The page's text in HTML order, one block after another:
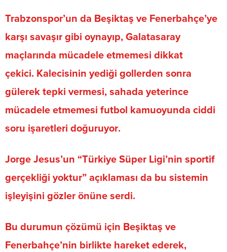
Trabzonspor’un da Beşiktaş ve Fenerbahçe’ye
karşı savaşır gibi oynayıp, Galatasaray
maçlarında mücadele etmemesi dikkat
çekici. Kalecisinin yediği gollerden sonra
gülerek tepki vermesi, sahada yeterince
mücadele etmemesi futbol kamuoyunda ciddi
soru işaretleri doğuruyor.
Jorge Jesus’un “Türkiye Süper Ligi’nin sportif
gerçekliği yoktur” açıklaması da bu sistemin
işleyişini gözler önüne serdi.
Bu durumun çözümü için Beşiktaş ve
Fenerbahçe’nin birlikte hareket ederek,